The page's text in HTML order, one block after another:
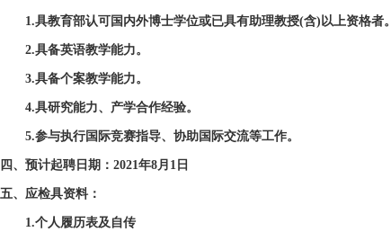
1.具教育部认可国内外博士学位或已具有助理教授(含)以上资格者。
2.具备英语教学能力。
3.具备个案教学能力。
4.具研究能力、产学合作经验。
5.参与执行国际竞赛指导、协助国际交流等工作。
四、预计起聘日期：2021年8月1日
五、应检具资料：
1.个人履历表及自传